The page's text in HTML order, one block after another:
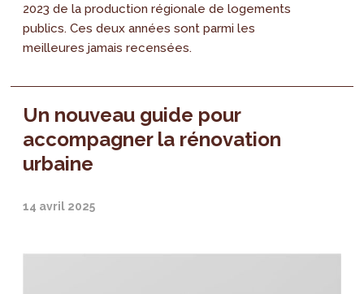
2023 de la production régionale de logements
publics. Ces deux années sont parmi les
meilleures jamais recensées.
Un nouveau guide pour
accompagner la rénovation
urbaine
14 avril 2025